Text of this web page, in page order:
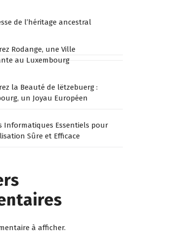
de l’héritage ancestral
Rodange, une Ville
au Luxembourg
la Beauté de lëtzebuerg :
un Joyau Européen
Informatiques Essentiels pour
Sûre et Efficace
à afficher.